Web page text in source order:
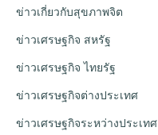
ข่าวเกี่ยวกับสุขภาพจิต
ข่าวเศรษฐกิจ สหรัฐ
ข่าวเศรษฐกิจ ไทยรัฐ
ข่าวเศรษฐกิจต่างประเทศ
ข่าวเศรษฐกิจระหว่างประเทศ